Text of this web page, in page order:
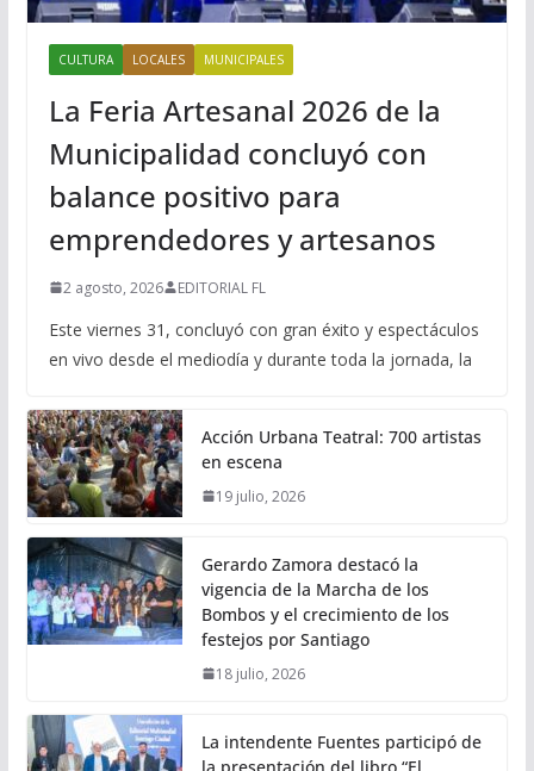
CULTURA LOCALES MUNICIPALES
La Feria Artesanal 2026 de la
Municipalidad concluyó con
balance positivo para
emprendedores y artesanos
2 agosto, 2026 EDITORIAL FL
Este viernes 31, concluyó con gran éxito y espectáculos
en vivo desde el mediodía y durante toda la jornada, la
Acción Urbana Teatral: 700 artistas
en escena
19 julio, 2026
Gerardo Zamora destacó la
vigencia de la Marcha de los
Bombos y el crecimiento de los
festejos por Santiago
18 julio, 2026
La intendente Fuentes participó de